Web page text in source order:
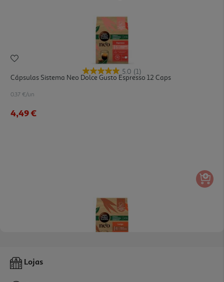
5.0 (1)
Cápsulas Sistema Neo Dolce Gusto Espresso 12 Caps
0.37 €/un
4,49 €
Cápsulas Sistema Neo Dolce Gusto Lungo 12 Caps
Lojas